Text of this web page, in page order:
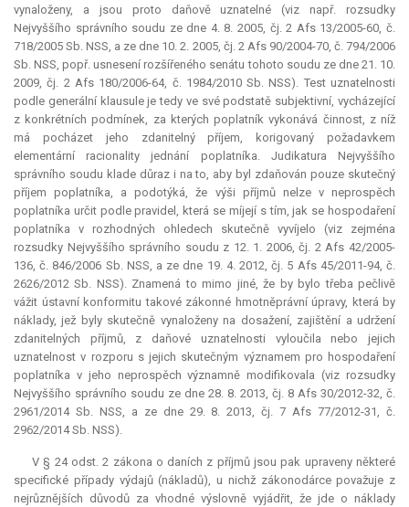
vynaloženy, a jsou proto daňově uznatelné (viz např. rozsudky
Nejvyššího správního soudu ze dne 4. 8. 2005, čj. 2 Afs 13/2005-60, č.
718/2005 Sb. NSS, a ze dne 10. 2. 2005, čj. 2 Afs 90/2004-70, č. 794/2006
Sb. NSS, popř. usnesení rozšířeného senátu tohoto soudu ze dne 21. 10.
2009, čj. 2 Afs 180/2006-64, č. 1984/2010 Sb. NSS). Test uznatelnosti
podle generální klausule je tedy ve své podstatě subjektivní, vycházející
z konkrétních podmínek, za kterých poplatník vykonává činnost, z níž
má pocházet jeho zdanitelný příjem, korigovaný požadavkem
elementární racionality jednání poplatníka. Judikatura Nejvyššího
správního soudu klade důraz i na to, aby byl zdaňován pouze skutečný
příjem poplatníka, a podotýká, že výši příjmů nelze v neprospěch
poplatníka určit podle pravidel, která se míjejí s tím, jak se hospodaření
poplatníka v rozhodných ohledech skutečně vyvíjelo (viz zejména
rozsudky Nejvyššího správního soudu z 12. 1. 2006, čj. 2 Afs 42/2005-
136, č. 846/2006 Sb. NSS, a ze dne 19. 4. 2012, čj. 5 Afs 45/2011-94, č.
2626/2012 Sb. NSS). Znamená to mimo jiné, že by bylo třeba pečlivě
vážit ústavní konformitu takové zákonné hmotněprávní úpravy, která by
náklady, jež byly skutečně vynaloženy na dosažení, zajištění a udržení
zdanitelných příjmů, z daňové uznatelnosti vyloučila nebo jejich
uznatelnost v rozporu s jejich skutečným významem pro hospodaření
poplatníka v jeho neprospěch významně modifikovala (viz rozsudky
Nejvyššího správního soudu ze dne 28. 8. 2013, čj. 8 Afs 30/2012-32, č.
2961/2014 Sb. NSS, a ze dne 29. 8. 2013, čj. 7 Afs 77/2012-31, č.
2962/2014 Sb. NSS).
V § 24 odst. 2 zákona o daních z příjmů jsou pak upraveny některé
specifické případy výdajů (nákladů), u nichž zákonodárce považuje z
nejrůznějších důvodů za vhodné výslovně vyjádřit, že jde o náklady